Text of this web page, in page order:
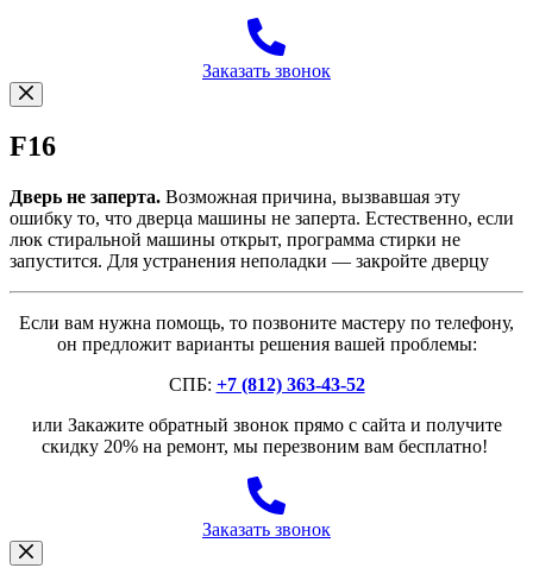
Заказать звонок
F16
Дверь не заперта. Возможная причина, вызвавшая эту
ошибку то, что дверца машины не заперта. Естественно, если
люк стиральной машины открыт, программа стирки не
запустится. Для устранения неполадки — закройте дверцу
Если вам нужна помощь, то позвоните мастеру по телефону,
он предложит варианты решения вашей проблемы:
СПБ: +7 (812) 363-43-52
или Закажите обратный звонок прямо с сайта и получите
скидку 20% на ремонт, мы перезвоним вам бесплатно!
Заказать звонок